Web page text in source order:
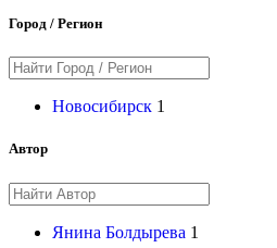
Город / Регион
Новосибирск 1
Автор
Янина Болдырева 1